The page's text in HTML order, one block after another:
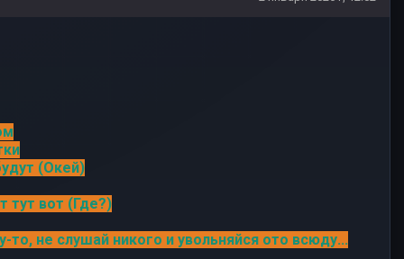
(Окей)
тут вот (Где?)
не слушай никого и увольняйся ото всюду...